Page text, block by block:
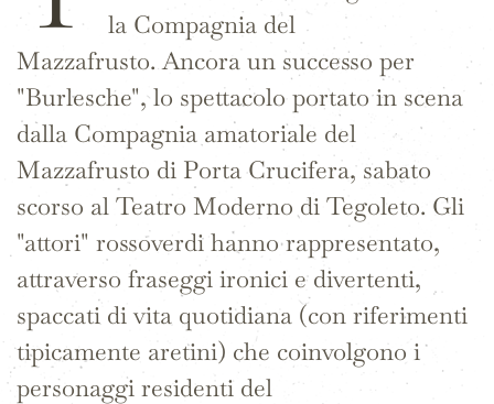
la Compagnia del
Mazzafrusto. Ancora un successo per
"Burlesche", lo spettacolo portato in scena
dalla Compagnia amatoriale del
Mazzafrusto di Porta Crucifera, sabato
scorso al Teatro Moderno di Tegoleto. Gli
"attori" rossoverdi hanno rappresentato,
attraverso fraseggi ironici e divertenti,
spaccati di vita quotidiana (con riferimenti
tipicamente aretini) che coinvolgono i
personaggi residenti del